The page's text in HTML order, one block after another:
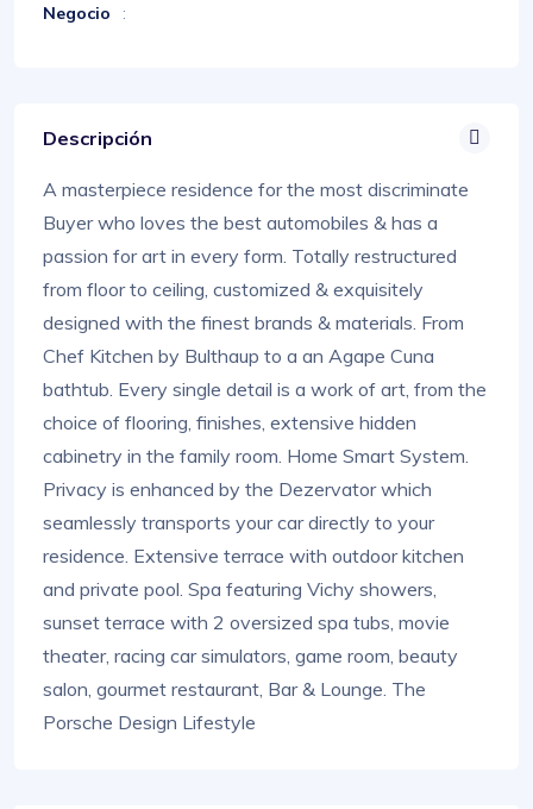
Negocio :
Descripción
A masterpiece residence for the most discriminate
Buyer who loves the best automobiles & has a
passion for art in every form. Totally restructured
from floor to ceiling, customized & exquisitely
designed with the finest brands & materials. From
Chef Kitchen by Bulthaup to a an Agape Cuna
bathtub. Every single detail is a work of art, from the
choice of flooring, finishes, extensive hidden
cabinetry in the family room. Home Smart System.
Privacy is enhanced by the Dezervator which
seamlessly transports your car directly to your
residence. Extensive terrace with outdoor kitchen
and private pool. Spa featuring Vichy showers,
sunset terrace with 2 oversized spa tubs, movie
theater, racing car simulators, game room, beauty
salon, gourmet restaurant, Bar & Lounge. The
Porsche Design Lifestyle